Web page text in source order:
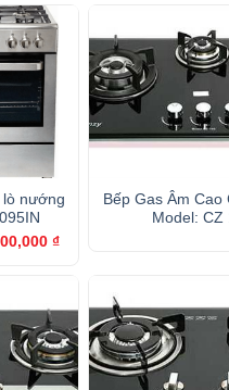
₫.
8,900,000 ₫.
lò nướng
₫Giá
55,000,000 ₫.
Bếp Gas Âm Cao
Model: CZ